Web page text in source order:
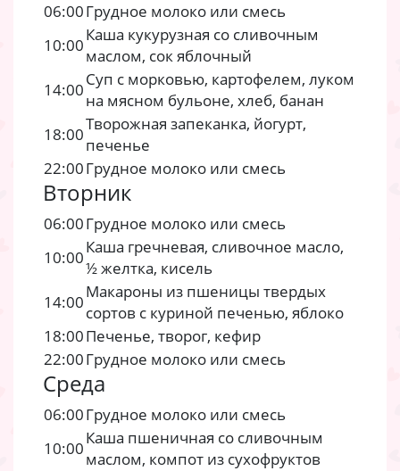
06:00Грудное молоко или смесь
10:00
Каша кукурузная со сливочным
маслом, сок яблочный
14:00
Суп с морковью, картофелем, луком
на мясном бульоне, хлеб, банан
18:00
Творожная запеканка, йогурт,
печенье
22:00Грудное молоко или смесь
Вторник
06:00Грудное молоко или смесь
10:00
Каша гречневая, сливочное масло,
½ желтка, кисель
14:00
Макароны из пшеницы твердых
сортов с куриной печенью, яблоко
18:00Печенье, творог, кефир
22:00Грудное молоко или смесь
Среда
06:00Грудное молоко или смесь
10:00
Каша пшеничная со сливочным
маслом, компот из сухофруктов